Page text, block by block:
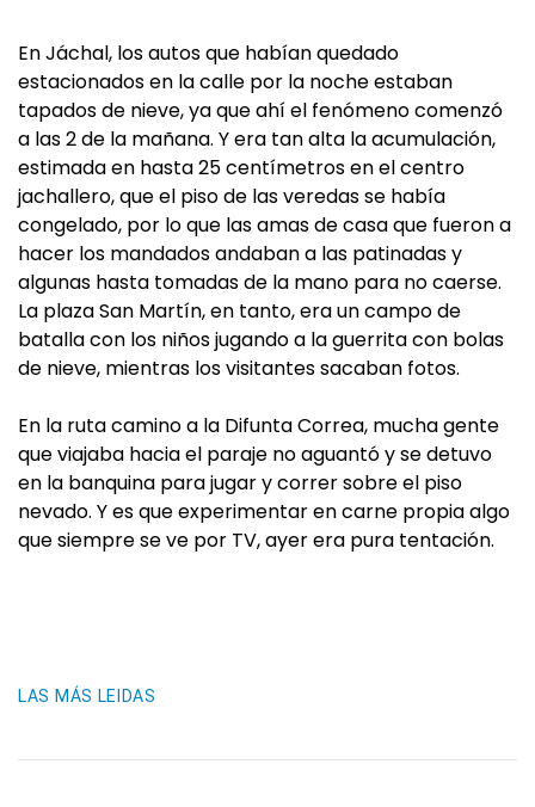
En Jáchal, los autos que habían quedado
estacionados en la calle por la noche estaban
tapados de nieve, ya que ahí el fenómeno comenzó
a las 2 de la mañana. Y era tan alta la acumulación,
estimada en hasta 25 centímetros en el centro
jachallero, que el piso de las veredas se había
congelado, por lo que las amas de casa que fueron a
hacer los mandados andaban a las patinadas y
algunas hasta tomadas de la mano para no caerse.
La plaza San Martín, en tanto, era un campo de
batalla con los niños jugando a la guerrita con bolas
de nieve, mientras los visitantes sacaban fotos.
En la ruta camino a la Difunta Correa, mucha gente
que viajaba hacia el paraje no aguantó y se detuvo
en la banquina para jugar y correr sobre el piso
nevado. Y es que experimentar en carne propia algo
que siempre se ve por TV, ayer era pura tentación.
LAS MÁS LEIDAS